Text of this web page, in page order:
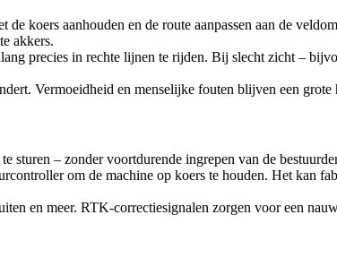
koers aanhouden en de route aanpassen aan de
akkers.
precies in rechte lijnen te rijden. Bij slecht zicht –
Vermoeidheid en menselijke fouten blijven een grote
sturen – zonder voortdurende ingrepen van de
om de machine op koers te houden. Het kan
en meer. RTK-correctiesignalen zorgen voor een